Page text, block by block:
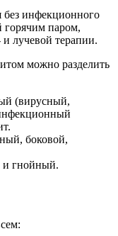
без инфекционного
горячим паром,
лучевой терапии.
можно разделить
(вирусный,
боковой,
и гнойный.